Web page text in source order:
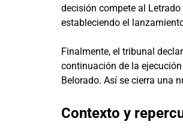
decisión compete al
estableciendo el
Finalmente, el tribunal
continuación de la
Belorado. Así se cierra una
Contexto y